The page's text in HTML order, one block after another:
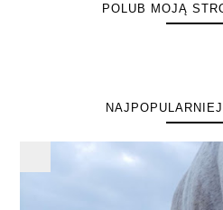
POLUB MOJĄ